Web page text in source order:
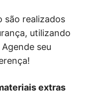
são realizados
utilizando
seu
extras